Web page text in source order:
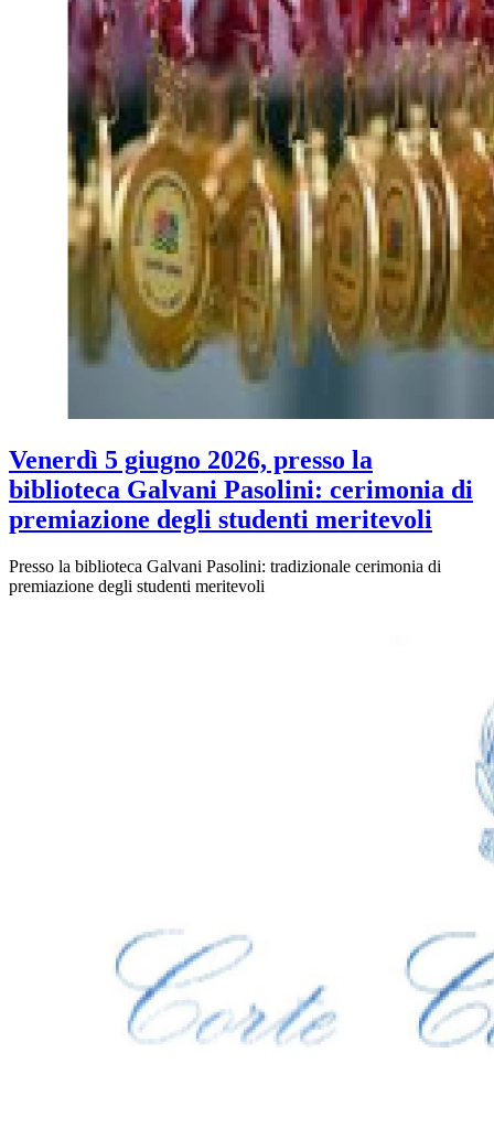
Venerdì 5 giugno 2026, presso la
biblioteca Galvani Pasolini: cerimonia di
premiazione degli studenti meritevoli
Presso la biblioteca Galvani Pasolini: tradizionale cerimonia di
premiazione degli studenti meritevoli